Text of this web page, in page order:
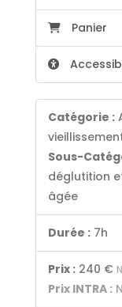
Panier
Catégorie :
Sous-
déglutition
âgée
Durée :7h
Prix : 240 €
Prix INTRA :